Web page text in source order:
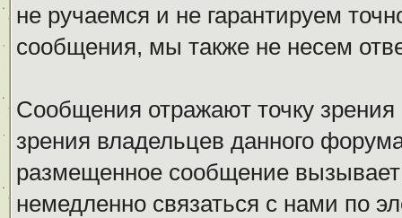
не ручаемся и не гарантируем
сообщения, мы также не несем
Сообщения отражают точку
зрения владельцев данного
размещенное сообщение
немедленно связаться с нами по